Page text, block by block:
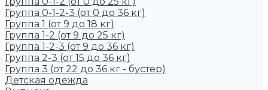
Группа 0-1-2-3 (от 0 до 36 кг)
Группа 1 (от 9 до 18 кг)
Группа 1-2 (от 9 до 25 кг)
Группа 1-2-3 (от 9 до 36 кг)
Группа 2-3 (от 15 до 36 кг)
Группа 3 (от 22 до 36 кг - бустер)
Детская одежда